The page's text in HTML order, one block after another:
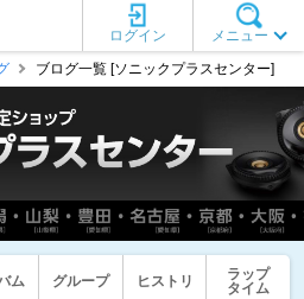
メニュー
ログイン
ブログ一覧 [ソニックプラスセンター]
ム グループ ヒストリ
ラップ
タイム